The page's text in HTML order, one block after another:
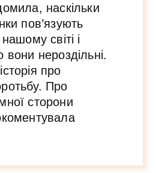
наскільки
пов’язують
світі і
нероздільні.
про
Про
сторони